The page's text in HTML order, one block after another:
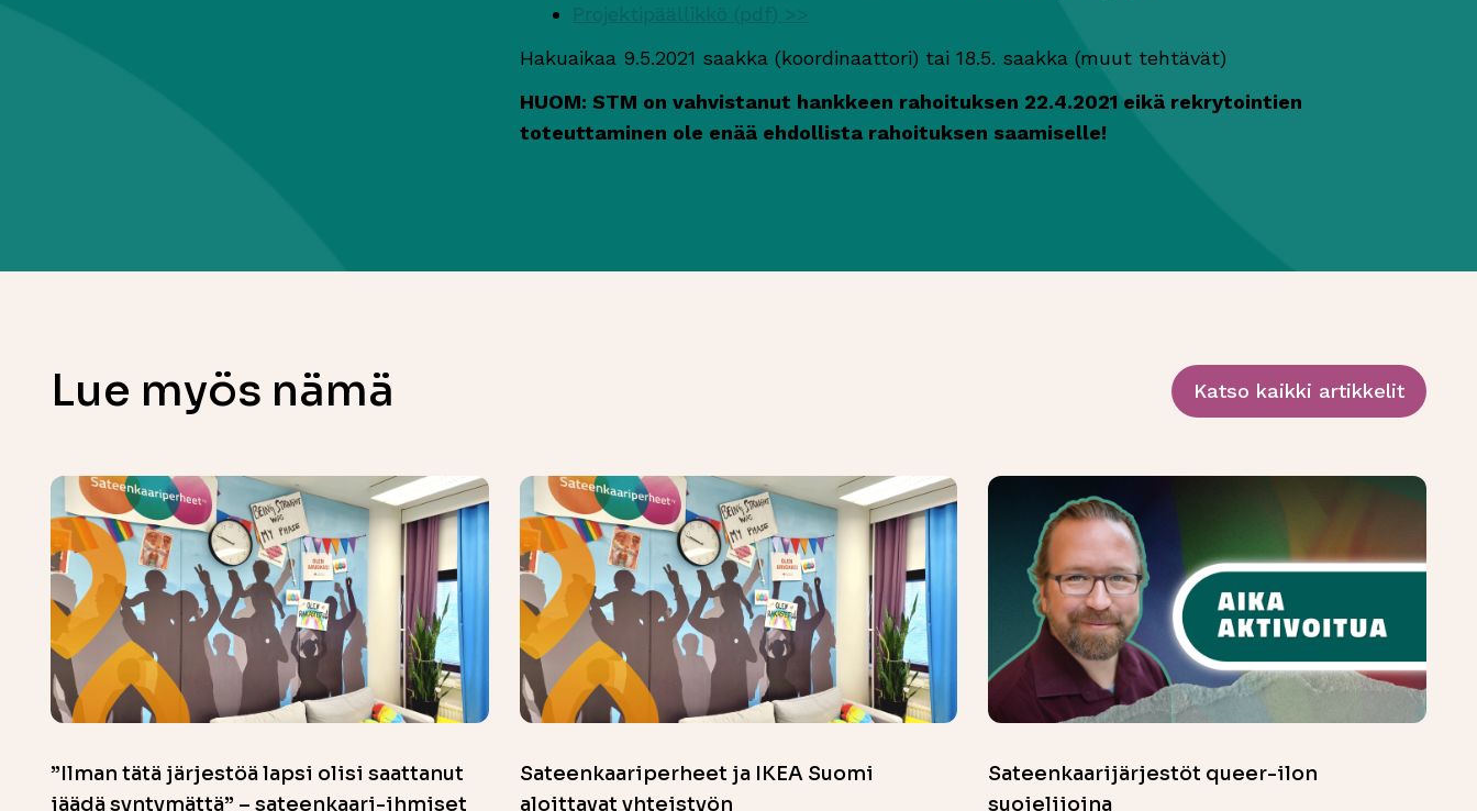
Projektipäällikkö (pdf) >>
Hakuaikaa 9.5.2021 saakka (koordinaattori) tai 18.5. saakka (muut tehtävät)
HUOM: STM on vahvistanut hankkeen rahoituksen 22.4.2021 eikä rekrytointien
toteuttaminen ole enää ehdollista rahoituksen saamiselle!
Lue myös nämä Katso kaikki artikkelit
”Ilman tätä järjestöä lapsi olisi saattanut
jäädä syntymättä” – sateenkaari-ihmiset
Sateenkaariperheet ja IKEA Suomi
aloittavat yhteistyön
Sateenkaarijärjestöt queer-ilon
suojelijoina